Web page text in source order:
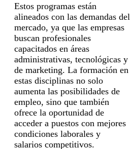
Estos programas están
alineados con las demandas del
mercado, ya que las empresas
buscan profesionales
capacitados en áreas
administrativas, tecnológicas y
de marketing. La formación en
estas disciplinas no solo
aumenta las posibilidades de
empleo, sino que también
ofrece la oportunidad de
acceder a puestos con mejores
condiciones laborales y
salarios competitivos.